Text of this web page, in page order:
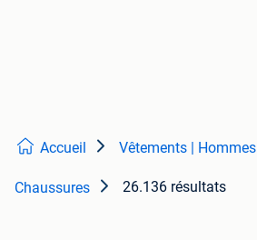
Accueil Vêtements | Hommes
Chaussures 26.136 résultats